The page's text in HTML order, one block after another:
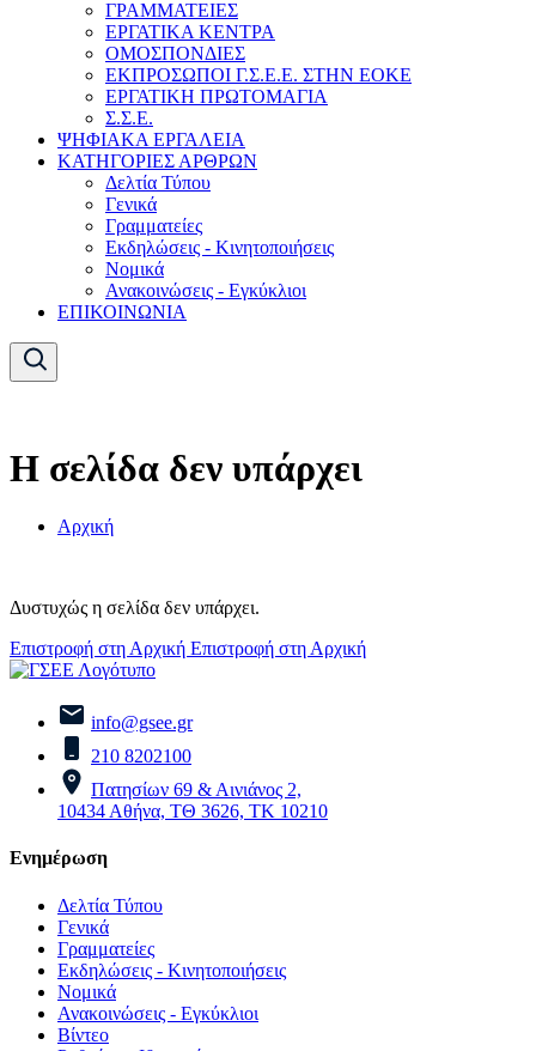
ΓΡΑΜΜΑΤΕΙΕΣ
ΕΡΓΑΤΙΚΑ ΚΕΝΤΡΑ
ΟΜΟΣΠΟΝΔΙΕΣ
ΕΚΠΡΟΣΩΠΟΙ Γ.Σ.Ε.Ε. ΣΤΗΝ ΕΟΚΕ
ΕΡΓΑΤΙΚΗ ΠΡΩΤΟΜΑΓΙΑ
Σ.Σ.Ε.
ΨΗΦΙΑΚΑ ΕΡΓΑΛΕΙΑ
ΚΑΤΗΓΟΡΙΕΣ ΑΡΘΡΩΝ
Δελτία Τύπου
Γενικά
Γραμματείες
Εκδηλώσεις - Κινητοποιήσεις
Νομικά
Ανακοινώσεις - Εγκύκλιοι
ΕΠΙΚΟΙΝΩΝΙΑ
Η σελίδα δεν υπάρχει
Αρχική
Δυστυχώς η σελίδα δεν υπάρχει.
Επιστροφή στη Αρχική Επιστροφή στη Αρχική
info@gsee.gr
210 8202100
Πατησίων 69 & Αινιάνος 2,
10434 Αθήνα, ΤΘ 3626, ΤΚ 10210
Ενημέρωση
Δελτία Τύπου
Γενικά
Γραμματείες
Εκδηλώσεις - Κινητοποιήσεις
Νομικά
Ανακοινώσεις - Εγκύκλιοι
Βίντεο